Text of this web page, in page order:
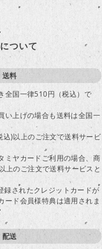
ついて
送料
全国一律510円（税込）で
い上げの場合も送料は全国一
込)以上のご注文で送料サービ
ミヤカードご利用の場合、商
上のご注文で送料サービスと
されたクレジットカードが
ード会員様特典は適用されま
配送